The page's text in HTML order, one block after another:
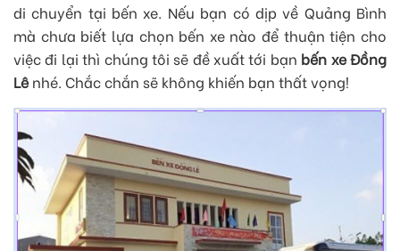
di chuyển tại bến xe. Nếu bạn có dịp về Quảng Bình
mà chưa biết lựa chọn bến xe nào để thuận tiện cho
việc đi lại thì chúng tôi sẽ đề xuất tới bạn bến xe Đồng
Lênhé. Chắc chắn sẽ không khiến bạn thất vọng!